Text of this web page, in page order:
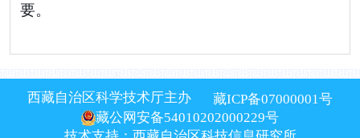
要。
西藏自治区科学技术厅主办
藏ICP备07000001号
藏公网安备54010202000229号